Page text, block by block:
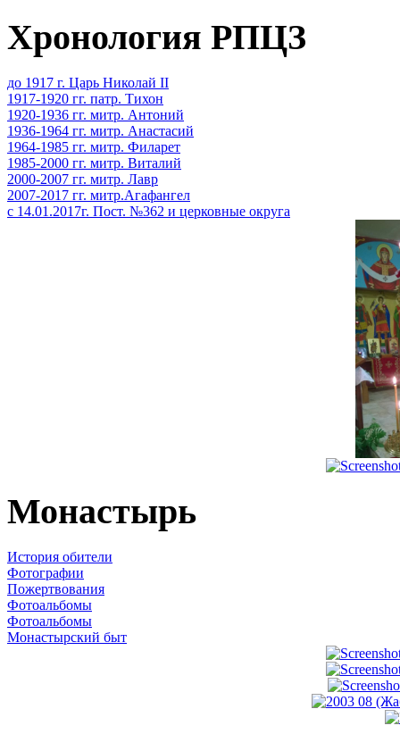
Хронология РПЦЗ
до 1917 г. Царь Николай II
1917-1920 гг. патр. Тихон
1920-1936 гг. митр. Антоний
1936-1964 гг. митр. Анастасий
1964-1985 гг. митр. Филарет
1985-2000 гг. митр. Виталий
2000-2007 гг. митр. Лавр
2007-2017 гг. митр.Агафангел
с 14.01.2017г. Пост. №362 и церковные округа
Монастырь
История обители
Фотографии
Пожертвования
Фотоальбомы
Фотоальбомы
Монастырский быт